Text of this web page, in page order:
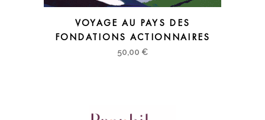
VOYAGE AU PAYS DES
FONDATIONS ACTIONNAIRES
50,00 €